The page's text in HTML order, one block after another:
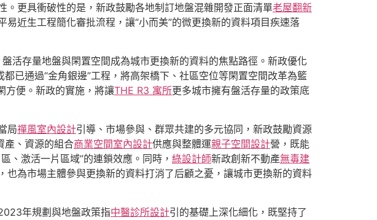
更具衝破性的是，新政鼓勵各地制訂地盤混雜開發正面清單老屋翻新
近生工程簡化審批流程，讓“小而美”的微更換新的資料項目疾速落
活存量地盤與閑置空間成為城市更換新的資料的焦點路徑。新政優化
已通過“金角銀邊”工程，將高架橋下、社區空位等閑置空間改革為籃
方便。新政的實施，將讓THE R3 寓所更多城市擁有盤活存量的政策底
局禪風室內設計引導、市場參與、群眾共建的多元協同，新政鼓勵資源
產、資源的組合商業空間室內設計供應與整體運親子空間設計營，既能
、激活一片區域”的連鎖效應。同時， 綠設計師新政創新不動產無毒建
也為市場主體參與更換新的資料打消了后顧之憂，讓城市更換新的資料
年規劃與地盤政策指中醫診所設計引的基礎上深化細化，既堅持了